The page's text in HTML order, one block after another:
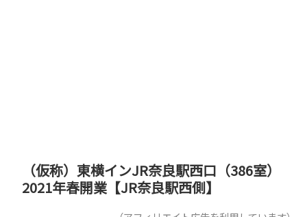
（仮称）東横インJR奈良駅西口（386室）
2021年春開業【JR奈良駅西側】